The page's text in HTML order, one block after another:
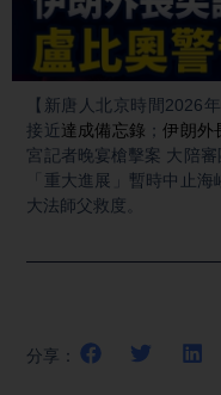
【新唐人北京時間2026
接近達成備忘錄 ；伊朗外
宮記者晚宴槍擊案 大陪
「重大進展」暫時中止
大法師父救度。
分享：